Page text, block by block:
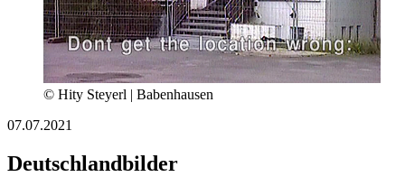
© Hity Steyerl | Babenhausen
07.07.2021
Deutschlandbilder